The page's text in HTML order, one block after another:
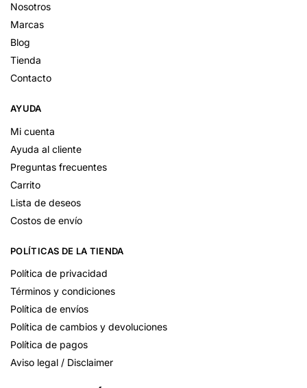
Nosotros
Marcas
Blog
Tienda
Contacto
AYUDA
Mi cuenta
Ayuda al cliente
Preguntas frecuentes
Carrito
Lista de deseos
Costos de envío
POLÍTICAS DE LA TIENDA
Política de privacidad
Términos y condiciones
Política de envíos
Política de cambios y devoluciones
Política de pagos
Aviso legal / Disclaimer